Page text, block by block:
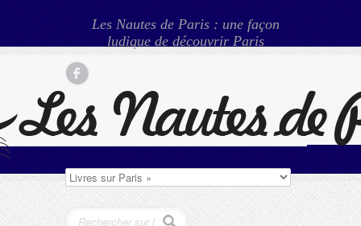
Les Nautes de Paris : une façon
ludique de découvrir Paris